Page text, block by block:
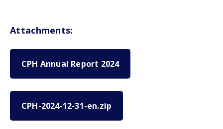
Attachments:
CPH Annual Report 2024
CPH-2024-12-31-en.zip